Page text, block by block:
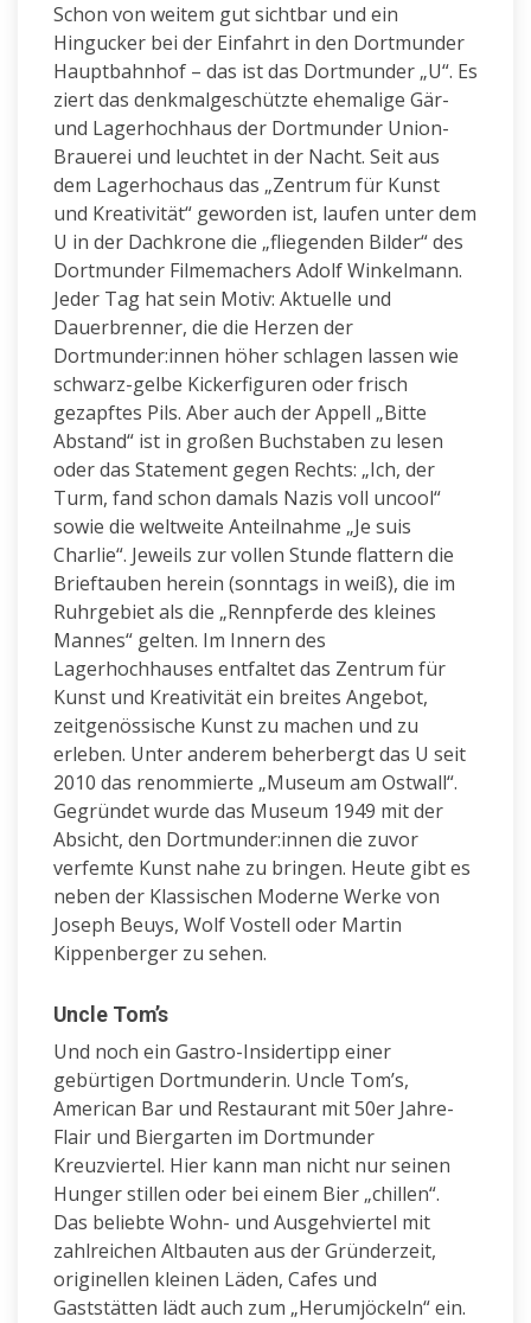
Schon von weitem gut sichtbar und ein
Hingucker bei der Einfahrt in den Dortmunder
Hauptbahnhof – das ist das Dortmunder „U“. Es
ziert das denkmalgeschützte ehemalige Gär-
und Lagerhochhaus der Dortmunder Union-
Brauerei und leuchtet in der Nacht. Seit aus
dem Lagerhochaus das „Zentrum für Kunst
und Kreativität“ geworden ist, laufen unter dem
U in der Dachkrone die „fliegenden Bilder“ des
Dortmunder Filmemachers Adolf Winkelmann.
Jeder Tag hat sein Motiv: Aktuelle und
Dauerbrenner, die die Herzen der
Dortmunder:innen höher schlagen lassen wie
schwarz-gelbe Kickerfiguren oder frisch
gezapftes Pils. Aber auch der Appell „Bitte
Abstand“ ist in großen Buchstaben zu lesen
oder das Statement gegen Rechts: „Ich, der
Turm, fand schon damals Nazis voll uncool“
sowie die weltweite Anteilnahme „Je suis
Charlie“. Jeweils zur vollen Stunde flattern die
Brieftauben herein (sonntags in weiß), die im
Ruhrgebiet als die „Rennpferde des kleines
Mannes“ gelten. Im Innern des
Lagerhochhauses entfaltet das Zentrum für
Kunst und Kreativität ein breites Angebot,
zeitgenössische Kunst zu machen und zu
erleben. Unter anderem beherbergt das U seit
2010 das renommierte „Museum am Ostwall“.
Gegründet wurde das Museum 1949 mit der
Absicht, den Dortmunder:innen die zuvor
verfemte Kunst nahe zu bringen. Heute gibt es
neben der Klassischen Moderne Werke von
Joseph Beuys, Wolf Vostell oder Martin
Kippenberger zu sehen.
Uncle Tom’s
Und noch ein Gastro-Insidertipp einer
gebürtigen Dortmunderin. Uncle Tom’s,
American Bar und Restaurant mit 50er Jahre-
Flair und Biergarten im Dortmunder
Kreuzviertel. Hier kann man nicht nur seinen
Hunger stillen oder bei einem Bier „chillen“.
Das beliebte Wohn- und Ausgehviertel mit
zahlreichen Altbauten aus der Gründerzeit,
originellen kleinen Läden, Cafes und
Gaststätten lädt auch zum „Herumjöckeln“ ein.